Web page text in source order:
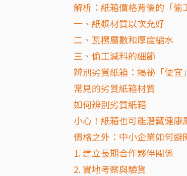
解析：紙箱價格背後的「偷
一、紙漿材質以次充好
二、瓦楞層數和厚度縮水
三、偷工減料的細節
辨別劣質紙箱：揭祕「便宜
常見的劣質紙箱材質
如何辨別劣質紙箱
小心！紙箱也可能潛藏健康
價格之外：中小企業如何避
1. 建立長期合作夥伴關係
2. 實地考察與驗貨